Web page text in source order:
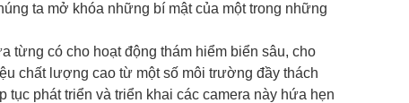
ta mở khóa những bí mật của một trong những
từng có cho hoạt động thám hiểm biển sâu, cho
chất lượng cao từ một số môi trường đầy thách
phát triển và triển khai các camera này hứa hẹn